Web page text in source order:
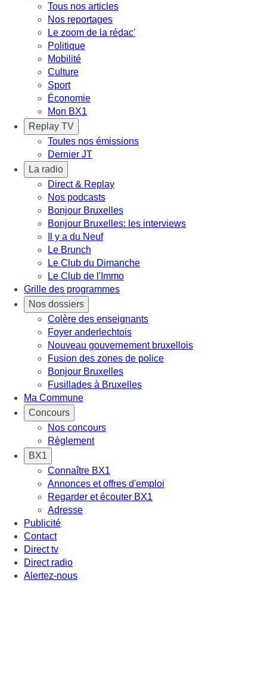
Tous nos articles
Nos reportages
Le zoom de la rédac'
Politique
Mobilité
Culture
Sport
Économie
Mon BX1
Replay TV
Toutes nos émissions
Dernier JT
La radio
Direct & Replay
Nos podcasts
Bonjour Bruxelles
Bonjour Bruxelles: les interviews
Il y a du Neuf
Le Brunch
Le Club du Dimanche
Le Club de l'Immo
Grille des programmes
Nos dossiers
Colère des enseignants
Foyer anderlechtois
Nouveau gouvernement bruxellois
Fusion des zones de police
Bonjour Bruxelles
Fusillades à Bruxelles
Ma Commune
Concours
Nos concours
Règlement
BX1
Connaître BX1
Annonces et offres d'emploi
Regarder et écouter BX1
Adresse
Publicité
Contact
Direct tv
Direct radio
Alertez-nous